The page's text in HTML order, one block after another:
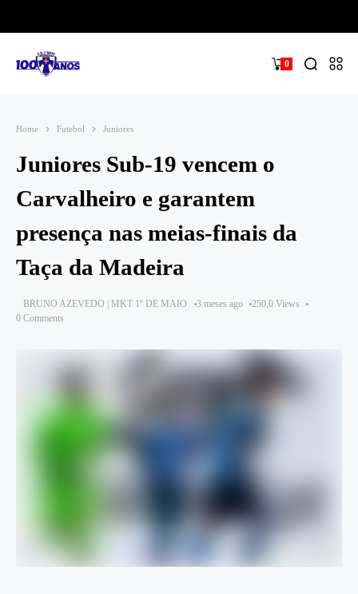
0
Home Futebol Juniores
Juniores Sub-19 vencem o
Carvalheiro e garantem
presença nas meias-finais da
Taça da Madeira
BRUNO AZEVEDO | MKT 1º DE MAIO 3 meses ago
250,0 Views
0 Comments